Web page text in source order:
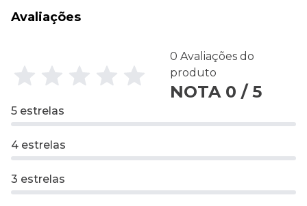
Avaliações
0 Avaliações do
produto
NOTA 0 / 5
5 estrelas
4 estrelas
3 estrelas